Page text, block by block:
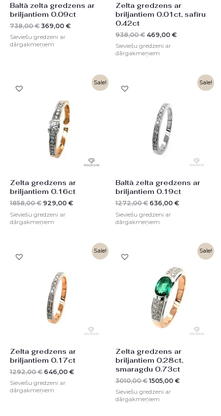
Baltā zelta gredzens ar
briljantiem 0.09ct
738,00€ 369,00 €
Sieviešu gredzeni ar
dārgakmeņiem
Zelta gredzens ar
briljantiem 0.01ct, safīru
0.42ct
938,00€ 469,00 €
Sieviešu gredzeni ar
dārgakmeņiem
Sale!
Zelta gredzens ar
briljantiem 0.16ct
1858,00€
1858,00 €.
929,00 €
Current
Sieviešu gredzeni ar
dārgakmeņiem
Sale!
Baltā zelta gredzens ar
briljantiem 0.19ct
1272,00€
1272,00 €.
636,00 €
Current
Sieviešu gredzeni ar
dārgakmeņiem
Sale!
Zelta gredzens ar
briljantiem 0.17ct
1292,00€
1292,00 €.
646,00 €
Current
Sieviešu gredzeni ar
dārgakmeņiem
Sale!
Zelta gredzens ar
briljantiem 0.28ct,
smaragdu 0.73ct
3010,00€
3010,00 €.
1505,00 €
Current
1505,00 €.
Sieviešu gredzeni ar
dārgakmeņiem